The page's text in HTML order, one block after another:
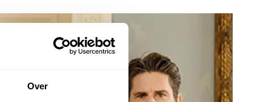
Over